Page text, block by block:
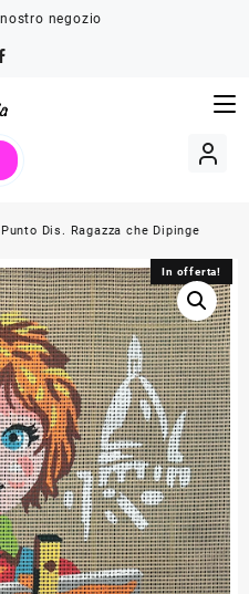
negozio
Dis. Ragazza che Dipinge
In offerta!
In offerta!